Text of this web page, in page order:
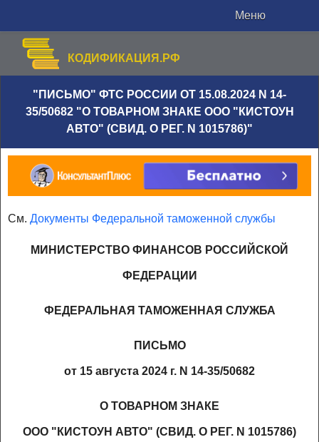
Меню
КОДИФИКАЦИЯ.РФ
"ПИСЬМО" ФТС РОССИИ ОТ 15.08.2024 N 14-
35/50682 "О ТОВАРНОМ ЗНАКЕ ООО "КИСТОУН
АВТО" (СВИД. О РЕГ. N 1015786)"
См. Документы Федеральной таможенной службы
МИНИСТЕРСТВО ФИНАНСОВ РОССИЙСКОЙ
ФЕДЕРАЦИИ
ФЕДЕРАЛЬНАЯ ТАМОЖЕННАЯ СЛУЖБА
ПИСЬМО
от 15 августа 2024 г. N 14-35/50682
О ТОВАРНОМ ЗНАКЕ
ООО "КИСТОУН АВТО" (СВИД. О РЕГ. N 1015786)